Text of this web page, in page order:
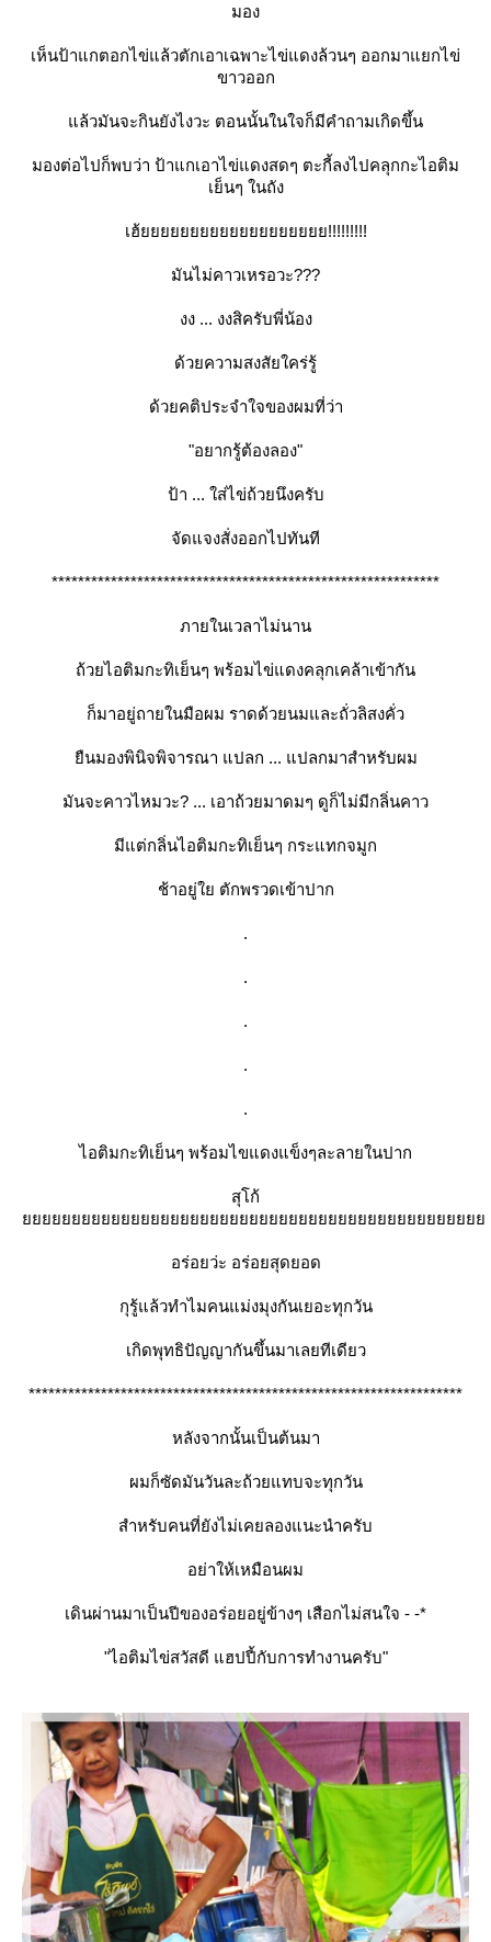
มอง
เห็นป้าแกตอกไข่แล้วตักเอาเฉพาะไข่แดงล้วนๆ ออกมาแยกไข่
ขาวออก
ล้วมันจะกินยังไงวะ ตอนนั้นในใจก็มีคำถามเกิดขึ้น
มองต่อไปก็พบว่า ป้าแกเอาไข่แดงสดๆ ตะกี้ลงไปคลุกกะไอติม
เย็นๆ ในถัง
เฮ้ยยยยยยยยยยยยยยยยยยย!!!!!!!!!
มันไม่คาวเหรอวะ???
งง ... งงสิครับพี่น้อง
ด้วยความสงสัยใคร่รู้
ด้วยคติประจำใจของผมที่ว่า
"อยากรู้ต้องลอง"
ป้า ... ใส่ไข่ถ้วยนึงครับ
จัดแจงสั่งออกไปทันที
***********************************************************
ภายในเวลาไม่นาน
ถ้วยไอติมกะทิเย็นๆ พร้อมไข่แดงคลุกเคล้าเข้ากัน
ก็มาอยู่ถายในมือผม ราดด้วยนมและถั่วลิสงคั่ว
ืนมองพินิจพิจารณา แปลก ... แปลกมาสำหรับผม
มันจะคาวไหมวะ? ... เอาถ้วยมาดมๆ ดูก็ไม่มีกลิ่นคาว
มีแต่กลิ่นไอติมกะทิเย็นๆ กระแทกจมูก
ช้าอยู่ใย ตักพรวดเข้าปาก
.
.
.
.
.
ไอติมกะทิเย็นๆ พร้อมไขแดงแข็งๆละลายในปาก
สุโก้
อร่อยว่ะ อร่อยสุดยอด
กุรู้แล้วทำไมคนแม่งมุงกันเยอะทุกวัน
เกิดพุทธิปัญญากันขึ้นมาเลยทีเดียว
******************************************************************
หลังจากนั้นเป็นต้นมา
ผมก็ซัดมันวันละถ้วยแทบจะทุกวัน
สำหรับคนที่ยังไม่เคยลองแนะนำครับ
อย่าให้เหมือนผม
เดินผ่านมาเป็นปีของอร่อยอยู่ข้างๆ เสือกไม่สนใจ - -*
"ไอติมไข่สวัสดี แฮปปี้กับการทำงานครับ"